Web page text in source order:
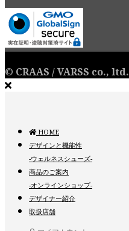
© CRAAS / VARSS co., ltd.
HOME
デザインと機能性
-ウェルネスシューズ-
商品のご案内
-オンラインショップ-
デザイナー紹介
取扱店舗